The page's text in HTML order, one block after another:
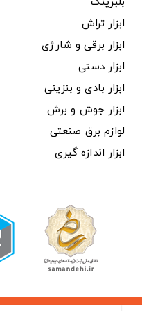
ابزار تراش
ابزار برقی و شارژی
ابزار دستی
ابزار بادی و بنزینی
ابزار جوش و برش
لوازم برق صنعتی
ابزار اندازه گیری